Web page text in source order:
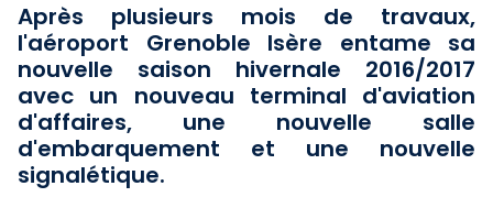
Après plusieurs mois de travaux,
l'aéroport Grenoble Isère entame sa
nouvelle saison hivernale 2016/2017
avec un nouveau terminal d'aviation
d'affaires, une nouvelle salle
d'embarquement et une nouvelle
signalétique.